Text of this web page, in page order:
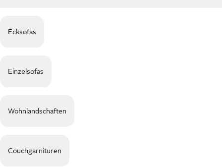
Ecksofas
Einzelsofas
Wohnlandschaften
Couchgarnituren